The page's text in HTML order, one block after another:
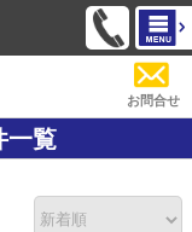
お問合せ
一覧